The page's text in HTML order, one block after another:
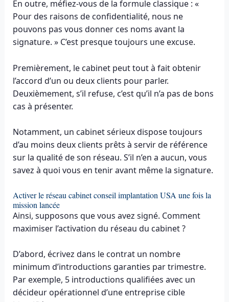
En outre, méfiez-vous de la formule classique : «
Pour des raisons de confidentialité, nous ne
pouvons pas vous donner ces noms avant la
signature. » C’est presque toujours une excuse.
Premièrement, le cabinet peut tout à fait obtenir
l’accord d’un ou deux clients pour parler.
Deuxièmement, s’il refuse, c’est qu’il n’a pas de bons
cas à présenter.
Notamment, un cabinet sérieux dispose toujours
d’au moins deux clients prêts à servir de référence
sur la qualité de son réseau. S’il n’en a aucun, vous
savez à quoi vous en tenir avant même la signature.
Activer le réseau cabinet conseil implantation USA une fois la
mission lancée
Ainsi, supposons que vous avez signé. Comment
maximiser l’activation du réseau du cabinet ?
D’abord, écrivez dans le contrat un nombre
minimum d’introductions garanties par trimestre.
Par exemple, 5 introductions qualifiées avec un
décideur opérationnel d’une entreprise cible